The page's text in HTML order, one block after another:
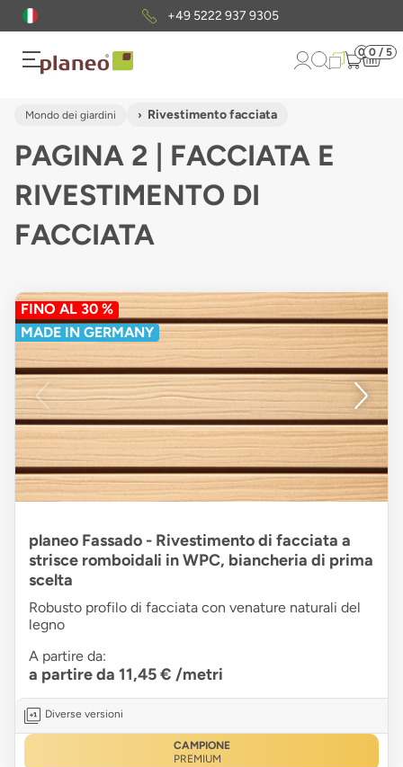
Pacchetto di campionigratuiti
0 0 / 5
Mondo dei giardini Rivestimento facciata
PAGINA 2 | FACCIATA E
RIVESTIMENTO DI
FACCIATA
FINO AL 30 %
MADE IN GERMANY
planeo Fassado - Rivestimento di facciata a
strisce romboidali in WPC, biancheria di prima
scelta
Robusto profilo di facciata con venature naturali del
legno
A partire da:
a partire da 11,45 € /metri
Diverse versioni
CAMPIONE
PREMIUM